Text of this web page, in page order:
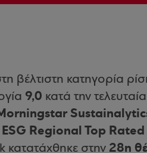
βέλτιστη κατηγορία
9,0 κατά την
ESG Regional Top
κατατάχθηκε στην 28η